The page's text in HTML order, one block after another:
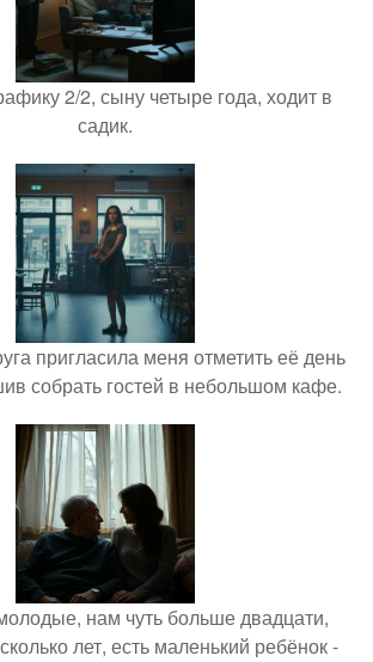
2/2, сыну четыре года, ходит в
садик.
пригласила меня отметить её день
собрать гостей в небольшом кафе.
нам чуть больше двадцати,
лет, есть маленький ребёнок -